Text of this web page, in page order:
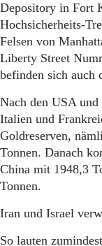
Depository in Fort
Hochsicherheits-
Felsen von
Liberty Street
befinden sich auch
Nach den USA
Italien und
Goldreserven,
Tonnen. Danach
China mit 1948,3
Tonnen.
Iran und Israel
So lauten